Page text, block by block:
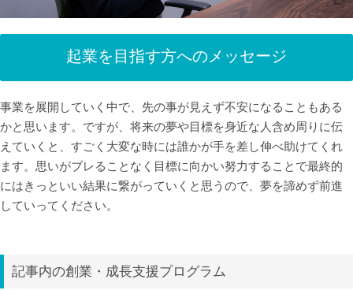
起業を目指す方へのメッセージ
事業を展開していく中で、先の事が見えず不安になることもある
かと思います。ですが、将来の夢や目標を身近な人含め周りに伝
えていくと、すごく大変な時には誰かが手を差し伸べ助けてくれ
ます。思いがブレることなく目標に向かい努力することで最終的
にはきっといい結果に繋がっていくと思うので、夢を諦めず前進
していってください。
記事内の創業・成長支援プログラム